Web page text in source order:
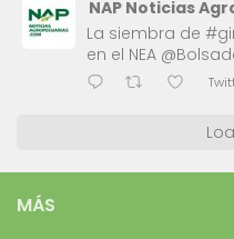
NAP Noticias
La siembra de
en el NEA
MÁS